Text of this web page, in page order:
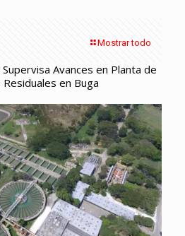
Mostrar todo
Avances en Planta de
en Buga